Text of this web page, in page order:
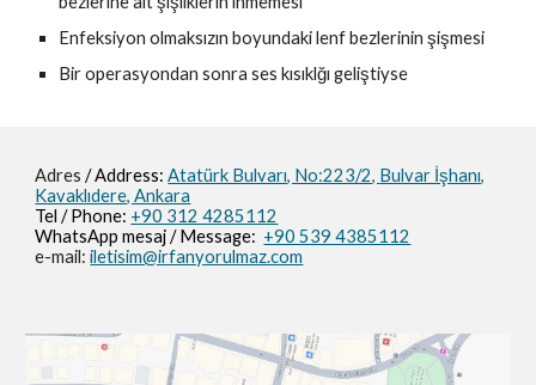
Enfeksiyon olmaksızın boyundaki lenf bezlerinin şişmesi
Bir operasyondan sonra ses kısıklğı geliştiyse
Adres/ Address: Atatürk Bulvarı, No:223/2, Bulvar İşhanı,
Kavaklıdere, Ankara
Tel / Phone: +90 312 4285112
WhatsApp mesaj / Message: +90 539 4385112
e-mail:iletisim@irfanyorulmaz.com